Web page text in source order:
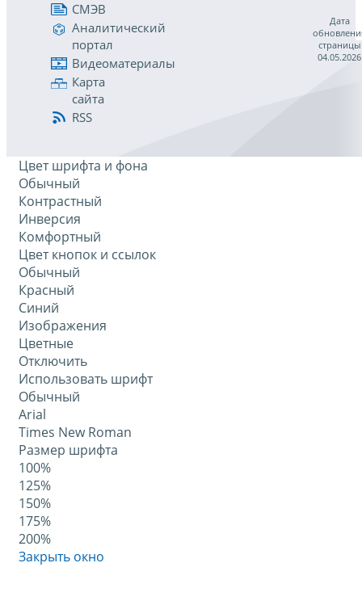
СМЭВ
Аналитический
портал
Видеоматериалы
Карта
сайта
RSS
Дата
страницы
04.05.2026
Цвет шрифта и фона
Обычный
Контрастный
Инверсия
Комфортный
Цвет кнопок и ссылок
Обычный
Красный
Синий
Изображения
Цветные
Отключить
Использовать шрифт
Обычный
Arial
Times New Roman
Размер шрифта
100%
125%
150%
175%
200%
Закрыть окно